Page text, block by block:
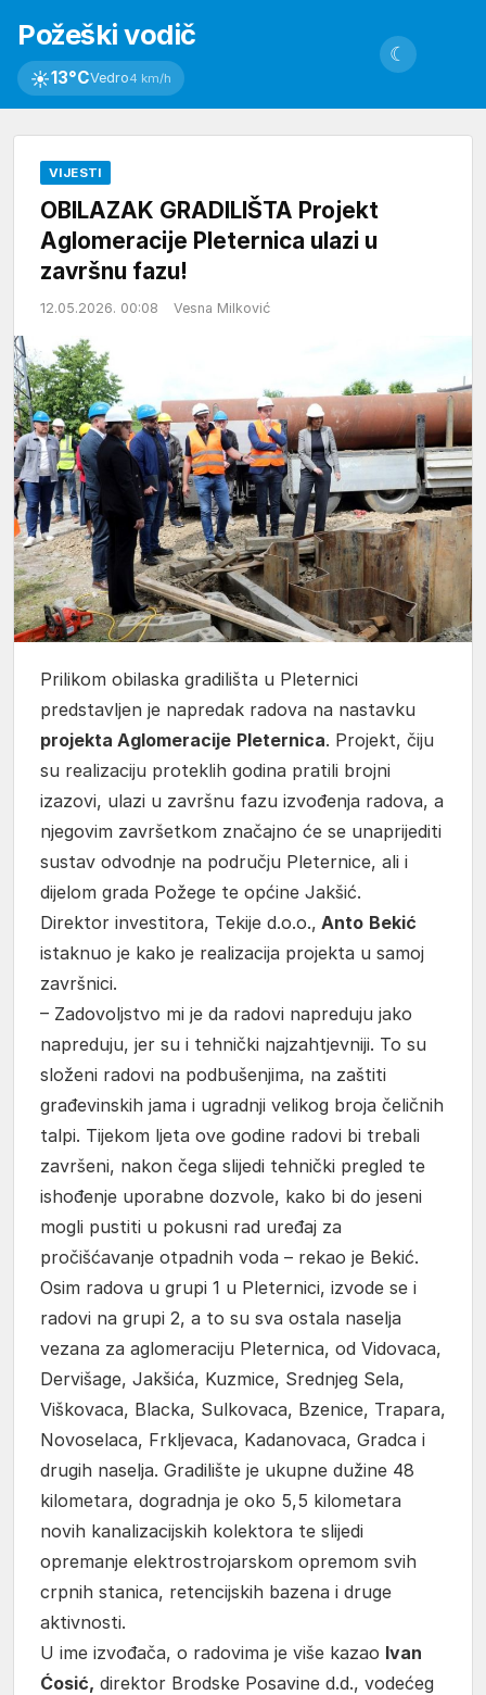
Požeški vodič
☀13°CVedro4 km/h
☾
VIJESTI
OBILAZAK GRADILIŠTA Projekt
Aglomeracije Pleternica ulazi u
završnu fazu!
12.05.2026. 00:08 Vesna Milković
Prilikom obilaska gradilišta u Pleternici
predstavljen je napredak radova na nastavku
projekta Aglomeracije Pleternica. Projekt, čiju
su realizaciju proteklih godina pratili brojni
izazovi, ulazi u završnu fazu izvođenja radova, a
njegovim završetkom značajno će se unaprijediti
sustav odvodnje na području Pleternice, ali i
dijelom grada Požege te općine Jakšić.
Direktor investitora, Tekije d.o.o., Anto Bekić
istaknuo je kako je realizacija projekta u samoj
završnici.
– Zadovoljstvo mi je da radovi napreduju jako
napreduju, jer su i tehnički najzahtjevniji. To su
složeni radovi na podbušenjima, na zaštiti
građevinskih jama i ugradnji velikog broja čeličnih
talpi. Tijekom ljeta ove godine radovi bi trebali
završeni, nakon čega slijedi tehnički pregled te
ishođenje uporabne dozvole, kako bi do jeseni
mogli pustiti u pokusni rad uređaj za
pročišćavanje otpadnih voda – rekao je Bekić.
Osim radova u grupi 1 u Pleternici, izvode se i
radovi na grupi 2, a to su sva ostala naselja
vezana za aglomeraciju Pleternica, od Vidovaca,
Dervišage, Jakšića, Kuzmice, Srednjeg Sela,
Viškovaca, Blacka, Sulkovaca, Bzenice, Trapara,
Novoselaca, Frkljevaca, Kadanovaca, Gradca i
drugih naselja. Gradilište je ukupne dužine 48
kilometara, dogradnja je oko 5,5 kilometara
novih kanalizacijskih kolektora te slijedi
opremanje elektrostrojarskom opremom svih
crpnih stanica, retencijskih bazena i druge
aktivnosti.
U ime izvođača, o radovima je više kazao Ivan
Ćosić, direktor Brodske Posavine d.d., vodećeg